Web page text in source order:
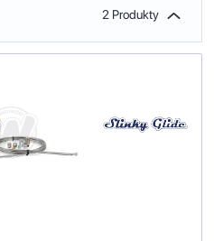
2 Produkty